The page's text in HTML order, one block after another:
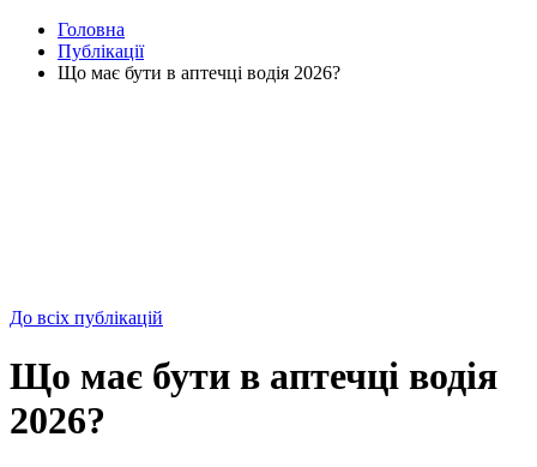
Головна
Публікації
Що має бути в аптечці водія 2026?
До всіх публікацій
Що має бути в аптечці водія
2026?